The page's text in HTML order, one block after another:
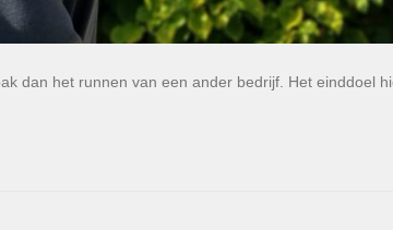
dan het runnen van een ander bedrijf. Het einddoel